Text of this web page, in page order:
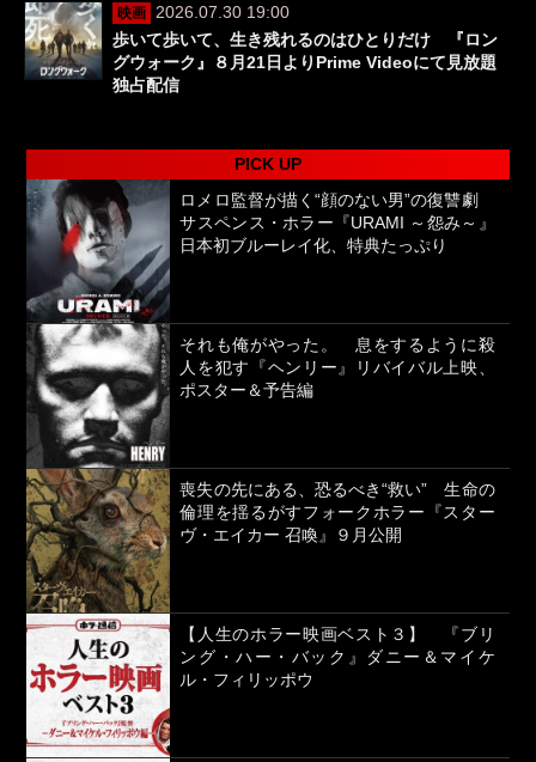
映画
2026.07.30 19:00
歩いて歩いて、生き残れるのはひとりだけ 『ロン
グウォーク』８月21日よりPrime Videoにて見放題
独占配信
PICK UP
ロメロ監督が描く“顔のない男”の復讐劇
サスペンス・ホラー『URAMI ～怨み～』
日本初ブルーレイ化、特典たっぷり
それも俺がやった。 息をするように殺
人を犯す『ヘンリー』リバイバル上映、
ポスター＆予告編
喪失の先にある、恐るべき“救い” 生命の
倫理を揺るがすフォークホラー『スター
ヴ・エイカー 召喚』９月公開
【人生のホラー映画ベスト３】 『ブリ
ング・ハー・バック』ダニー＆マイケ
ル・フィリッポウ